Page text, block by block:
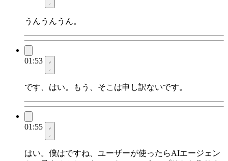
うんうんうん。
01:53
です、はい。もう、そこは申し訳ないです。
01:55
はい。僕はですね、ユーザーが使ったらAIエージェン